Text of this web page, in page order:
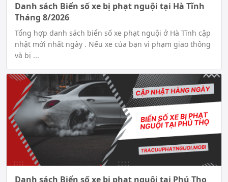
Danh sách Biển số xe bị phạt nguội tại Hà Tĩnh
Tháng 8/2026
Tổng hợp danh sách biển số xe phạt nguội ở Hà Tĩnh cập
nhật mới nhất ngày . Nếu xe của bạn vi phạm giao thông
và bị ...
Danh sách Biển số xe bị phạt nguội tại Phú Thọ